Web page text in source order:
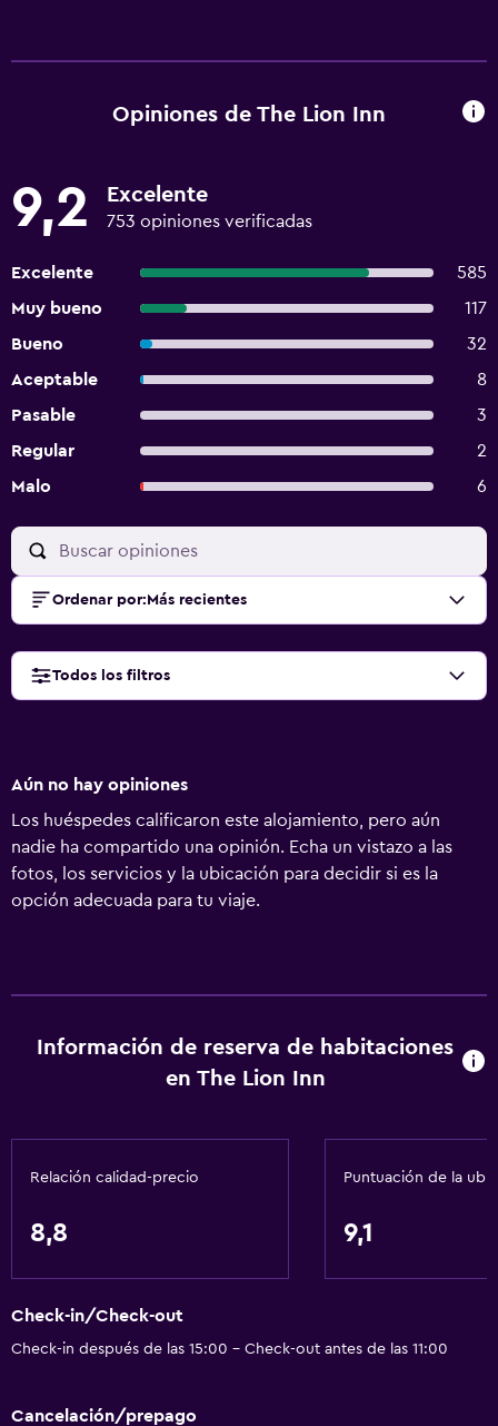
Opiniones de The Lion Inn
9,2 Excelente
753 opiniones verificadas
Excelente
585
Muy bueno
117
Bueno
32
Aceptable
8
Pasable
3
Regular
2
Malo
6
Ordenar por: Más recientes
Todos los filtros
Aún no hay opiniones
Los huéspedes calificaron este alojamiento, pero aún
nadie ha compartido una opinión. Echa un vistazo a las
fotos, los servicios y la ubicación para decidir si es la
opción adecuada para tu viaje.
Información de reserva de habitaciones
en The Lion Inn
Relación calidad-precio
8,8
Puntuación de la
9,1
Check-in/Check-out
Check-in después de las 15:00 - Check-out antes de las 11:00
Cancelación/prepago